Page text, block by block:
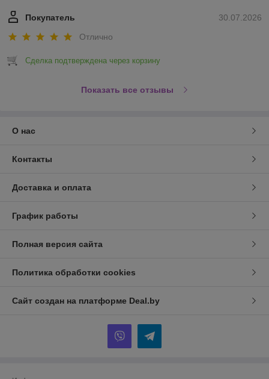
30.07.2026
Покупатель
Отлично
Сделка подтверждена через корзину
Показать все отзывы
О нас
Контакты
Доставка и оплата
График работы
Полная версия сайта
Политика обработки cookies
Сайт создан на платформе Deal.by